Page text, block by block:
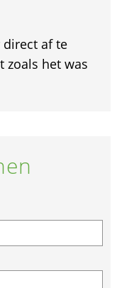
direct af te
zoals het was